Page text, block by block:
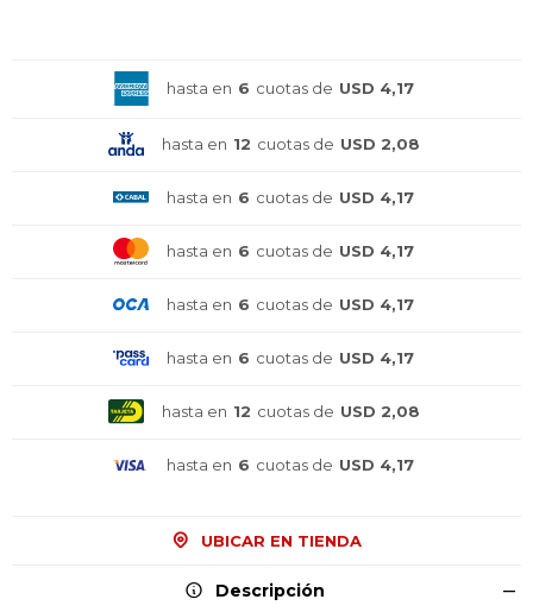
hasta en 6 cuotas de USD 4,17
hasta en 12 cuotas de USD 2,08
hasta en 6 cuotas de USD 4,17
hasta en 6 cuotas de USD 4,17
hasta en 6 cuotas de USD 4,17
hasta en 6 cuotas de USD 4,17
hasta en 12 cuotas de USD 2,08
hasta en 6 cuotas de USD 4,17
UBICAR EN TIENDA
Descripción
comprar!
comprar!
comprar!